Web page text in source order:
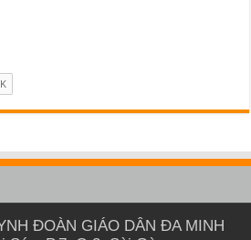
ĐOÀN GIÁO DÂN ĐA MINH